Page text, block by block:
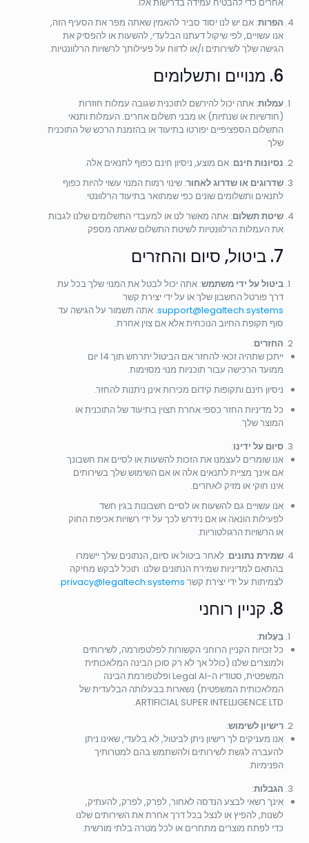
הפרות: אם יש לנו יסוד סביר להאמין שאתה מפר את הסעיף הזה,
אנו עשויים, לפי שיקול דעתנו הבלעדי, להשעות או להפסיק את
הגישה שלך לשירותים ו/או לדווח על פעילותך לרשויות הרלוונטיות.
6. מנויים ותשלומים
עמלות: אתה יכול להירשם לתוכנית שגובה עמלות חוזרות
(חודשיות או שנתיות) או מבני תשלום אחרים. העמלות ותנאי
התשלום הספציפיים יפורטו בתיעוד או בהזמנת הרכש של התוכנית
שלך.
נסיונות חינם: אם מוצע, ניסיון חינם כפוף לתנאים אלה.
שדרוגים או שדרוג לאחור: שינוי רמות המנוי עשוי להיות כפוף
לתנאים ותשלומים שונים כפי שמתואר בתיעוד הרלוונטי.
שיטת תשלום: אתה מאשר לנו או למעבדי התשלומים שלנו לגבות
את העמלות הרלוונטיות לשיטת התשלום שאתה מספק.
7. ביטול, סיום והחזרים
ביטול על ידי משתמש: אתה יכול לבטל את המנוי שלך בכל עת
דרך פורטל החשבון שלך או על ידי יצירת קשר
support@legaltech.systems. אתה תשמור על הגישה עד
סוף תקופת החיוב הנוכחית אלא אם צוין אחרת.
החזרים:
ייתכן שתהיה זכאי להחזר אם הביטול יתרחש תוך 14 יום
ממועד הרכישה עבור תוכניות מנוי מסוימות.
ניסיון חינם ותקופות קידום מכירות אינן ניתנות להחזר.
כל מדיניות החזר כספי אחרת תצוין בתיעוד של התוכנית או
המוצר שלך.
סיום על ידינו:
אנו שומרים לעצמנו את הזכות להשעות או לסיים את חשבונך
אם אינך מציית לתנאים אלה או אם השימוש שלך בשירותים
אינו חוקי או מזיק לאחרים.
אנו עשויים גם להשעות או לסיים חשבונות בגין חשד
לפעילות הונאה או אם נידרש לכך על ידי רשויות אכיפת החוק
או הרשויות הרגולטוריות.
שמירת נתונים: לאחר ביטול או סיום, הנתונים שלך יישמרו
בהתאם למדיניות שמירת הנתונים שלנו. תוכל לבקש מחיקה
לצמיתות על ידי יצירת קשר privacy@legaltech.systems
.
8. קניין רוחני
בַּעֲלוּת:
כל זכויות הקניין הרוחני הקשורות לפלטפורמה, לשירותים
ולמוצרים שלנו (כולל אך לא רק סוכן הבינה המלאכותית
המשפטית, סטודיו ה-Legal AI ופלטפורמת הבינה
המלאכותית המשפטית) נשארות בבעלותה הבלעדית של
ARTIFICIAL SUPER INTELLIGENCE LTD.
רישיון לשימוש:
אנו מעניקים לך רישיון ניתן לביטול, לא בלעדי, שאינו ניתן
להעברה לגשת לשירותים ולהשתמש בהם למטרותיך
הפנימיות.
הגבלות:
אינך רשאי לבצע הנדסה לאחור, לפרק, לפרק, להעתיק,
לשנות, להפיץ או לנצל בכל דרך אחרת את השירותים שלנו
כדי לפתח מוצרים מתחרים או לכל מטרה בלתי מורשית.